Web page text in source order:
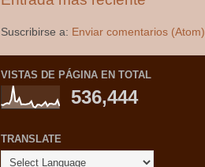
Suscribirse a: Enviar comentarios (Atom)
VISTAS DE PÁGINA EN TOTAL
536,444
TRANSLATE